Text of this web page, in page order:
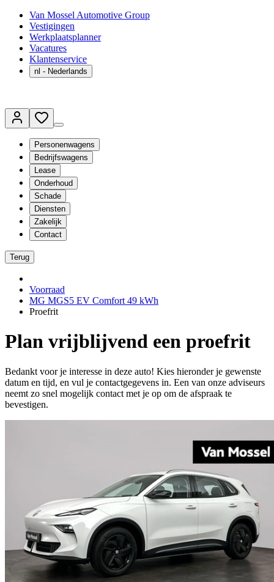
Van Mossel Automotive Group
Vestigingen
Werkplaatsplanner
Vacatures
Klantenservice
nl - Nederlands
Personenwagens
Bedrijfswagens
Lease
Onderhoud
Schade
Diensten
Zakelijk
Contact
Terug
Voorraad
MG MGS5 EV Comfort 49 kWh
Proefrit
Plan vrijblijvend een proefrit
Bedankt voor je interesse in deze auto! Kies hieronder je gewenste
datum en tijd, en vul je contactgegevens in. Een van onze adviseurs
neemt zo snel mogelijk contact met je op om de afspraak te
bevestigen.